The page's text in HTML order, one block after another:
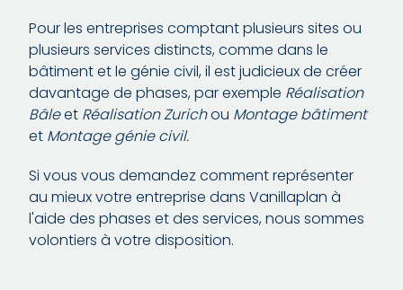
Pour les entreprises comptant plusieurs sites ou
plusieurs services distincts, comme dans le
bâtiment et le génie civil, il est judicieux de créer
davantage de phases, par exemple Réalisation
Bâleet Réalisation Zurichou Montage bâtiment
et Montage génie civil.
Si vous vous demandez comment représenter
au mieux votre entreprise dans Vanillaplan à
l'aide des phases et des services, nous sommes
volontiers à votre disposition.